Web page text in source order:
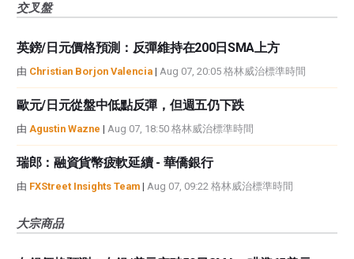
交叉盤
英鎊/日元價格預測：反彈維持在200日SMA上方
由 Christian Borjon Valencia | Aug 07, 20:05 格林威治標準時間
歐元/日元從盤中低點反彈，但週五仍下跌
由 Agustin Wazne | Aug 07, 18:50 格林威治標準時間
瑞郎：融資貨幣疲軟延續 - 華僑銀行
由 FXStreet Insights Team | Aug 07, 09:22 格林威治標準時間
大宗商品